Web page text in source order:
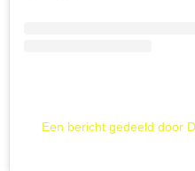
Een bericht gedeeld door